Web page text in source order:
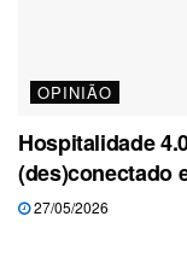
OPINIÃO
Hospitalidade
(des)conectado
27/05/2026